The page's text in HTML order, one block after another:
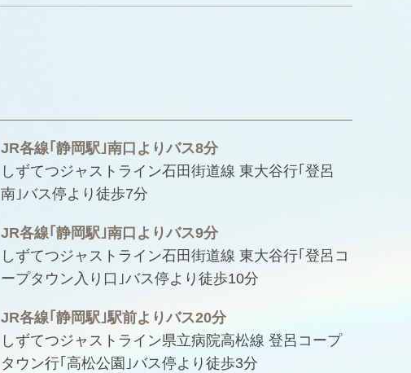
JR各線｢静岡駅｣南口よりバス8分
しずてつジャストライン石田街道線 東大谷行｢登呂
南｣バス停より徒歩7分
JR各線｢静岡駅｣南口よりバス9分
しずてつジャストライン石田街道線 東大谷行｢登呂コ
ープタウン入り口｣バス停より徒歩10分
JR各線｢静岡駅｣駅前よりバス20分
しずてつジャストライン県立病院高松線 登呂コープ
タウン行｢高松公園｣バス停より徒歩3分